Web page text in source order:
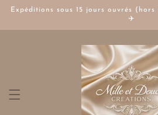
Skip to
Expéditions sous 15 jours ouvrés
✈️